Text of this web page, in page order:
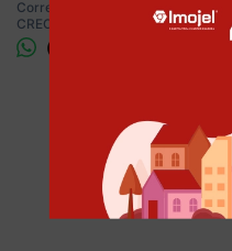
Corretor
CRECI: 45.456
(51) 98154 8000